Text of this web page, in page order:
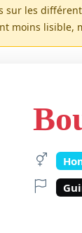
sur les
moins lisible,